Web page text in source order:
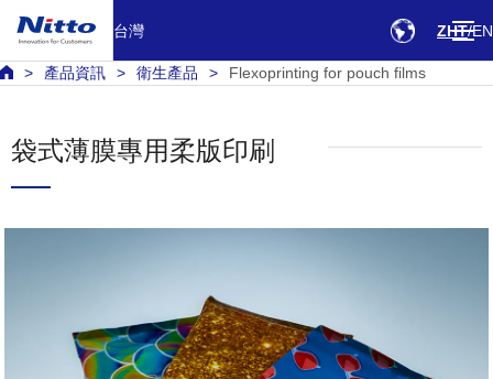
台灣 ZHT EN
產品資訊 衛生產品 Flexoprinting for pouch films
袋式薄膜專用柔版印刷